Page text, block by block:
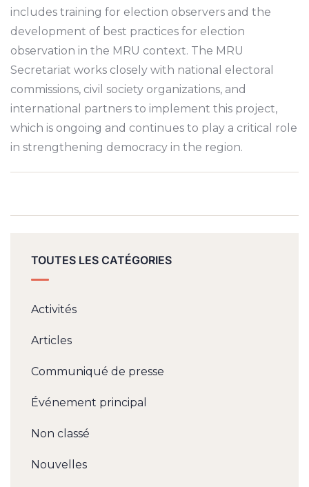
includes training for election observers and the
development of best practices for election
observation in the MRU context. The MRU
Secretariat works closely with national electoral
commissions, civil society organizations, and
international partners to implement this project,
which is ongoing and continues to play a critical role
in strengthening democracy in the region.
TOUTES LES CATÉGORIES
Activités
Articles
Communiqué de presse
Événement principal
Non classé
Nouvelles